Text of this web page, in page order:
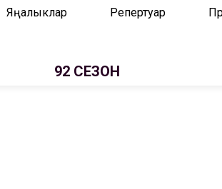
Яңалыклар Репертуар
92 СЕЗОН